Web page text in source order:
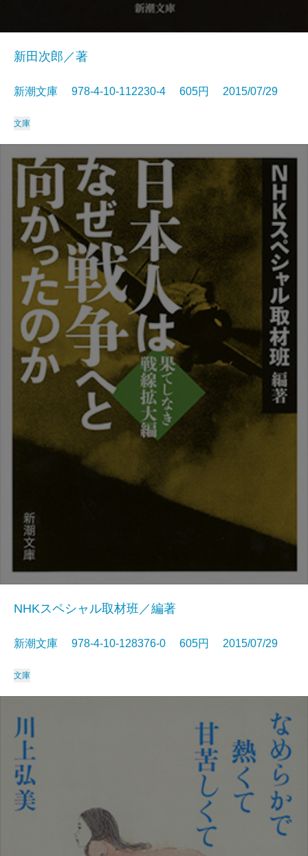
新田次郎／著
新潮文庫 978-4-10-112230-4 605円 2015/07/29
文庫
NHKスペシャル取材班／編著
新潮文庫 978-4-10-128376-0 605円 2015/07/29
文庫